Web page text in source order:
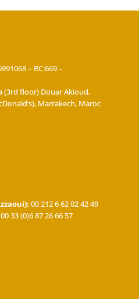
– RC:669 –
(3rd floor) Douar Akioud,
Marrakech, Maroc
00 212 6 62 02 42 49
00 33 (0)6 87 26 66 57